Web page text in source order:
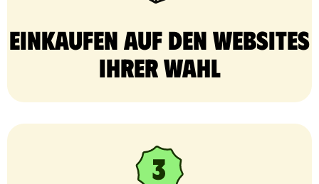
Einkaufen auf den Websites
Ihrer Wahl